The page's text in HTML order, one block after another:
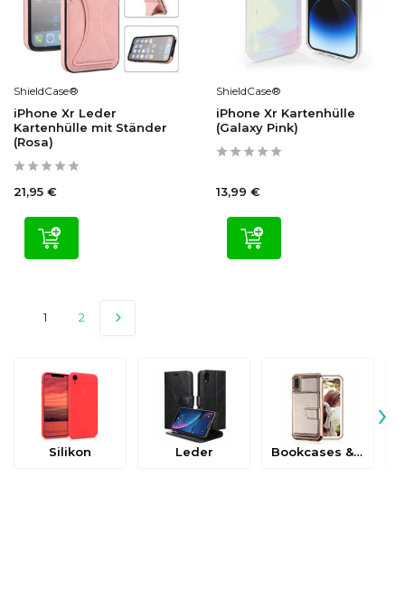
ShieldCase®
iPhone Xr Leder
Kartenhülle mit Ständer
(Rosa)
21,95 €
ShieldCase®
iPhone Xr Kartenhülle
(Galaxy Pink)
13,99 €
1 2
Silikon Leder Bookcases & Flip Cases
›